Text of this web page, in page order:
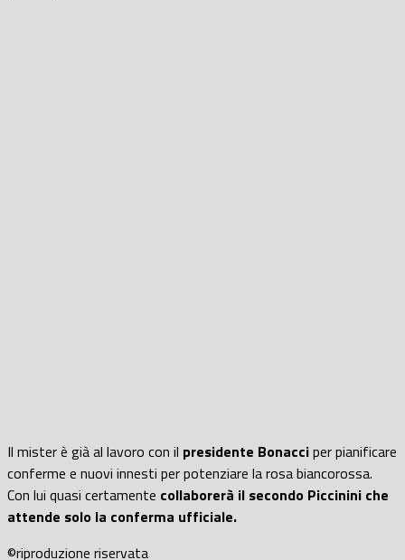
Il mister è già al lavoro con il presidente Bonacciper pianificare
conferme e nuovi innesti per potenziare la rosa biancorossa.
Con lui quasi certamente collaborerà il secondo Piccinini che
attende solo la conferma ufficiale.
©riproduzione riservata